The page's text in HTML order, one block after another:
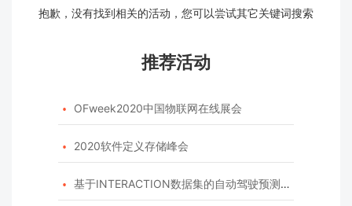
抱歉，没有找到相关的活动，您可以尝试其它关键词搜索
推荐活动
 OFweek2020中国物联网在线展会
 2020软件定义存储峰会
 基于INTERACTION数据集的自动驾驶预测模型挑战赛